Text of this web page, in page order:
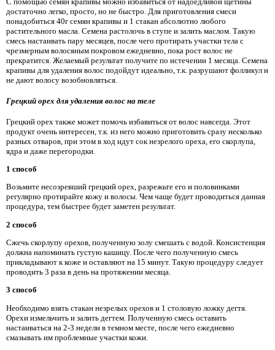
достаточно легко, просто, но не быстро. Для приготовления смеси
понадобиться 40г семян крапивы и 1 стакан абсолютно любого
растительного масла. Семена растолочь в ступе и залить маслом. Такую
смесь настаивать пару месяцев, после чего протирать участки тела с
чрезмерным волосяным покровом ежедневно, пока рост волос не
прекратится. Желаемый результат получите по истечении 1 месяца. Семена
крапивы для удаления волос подойдут идеально, т.к. разрушают фолликул и
не дают волосу возобновляться.
Грецкий орех для удаления волос на теле
Грецкий орех также может помочь избавиться от волос навсегда. Этот
продукт очень интересен, т.к. из него можно приготовить сразу несколько
разных отваров, при этом в ход идут сок незрелого ореха, его скорлупа,
ядра и даже перегородки.
1 способ
Возьмите несозревший грецкий орех, разрежьте его и половинками
регулярно протирайте кожу и волосы. Чем чаще будет проводиться данная
процедура, тем быстрее будет заметен результат.
2 способ
Сжечь скорлупу орехов, полученную золу смешать с водой. Консистенция
должна напоминать густую кашицу. После чего полученную смесь
прикладывают к коже и оставляют на 15 минут. Такую процедуру следует
проводить 3 раза в день на протяжении месяца.
3 способ
Необходимо взять стакан незрелых орехов и 1 столовую ложку дегтя.
Орехи измельчить и залить дегтем. Полученную смесь оставить
настаиваться на 2-3 недели в темном месте, после чего ежедневно
смазывать им проблемные участки кожи.